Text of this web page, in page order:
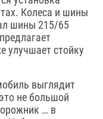
Колеса и шины
шины 215/65
улучшает стойку
выглядит
не большой
… в